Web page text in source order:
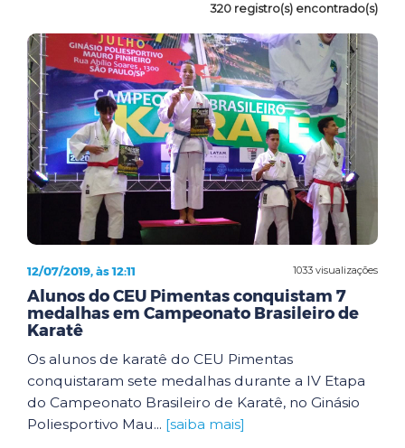
320 registro(s) encontrado(s)
1033 visualizações
12/07/2019, às 12:11
Alunos do CEU Pimentas conquistam 7
medalhas em Campeonato Brasileiro de
Karatê
Os alunos de karatê do CEU Pimentas
conquistaram sete medalhas durante a IV Etapa
do Campeonato Brasileiro de Karatê, no Ginásio
Poliesportivo Mau... [saiba mais]